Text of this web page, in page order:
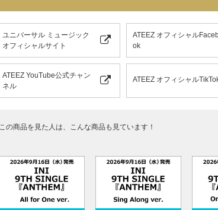
ユニバーサル ミュージック
オフィシャルサイト
ATEEZ オフィシャル
ok
ATEEZ YouTube公式チャン
ネル
ATEEZ オフィシャル
この商品を見た人は、こんな商品も見ています！